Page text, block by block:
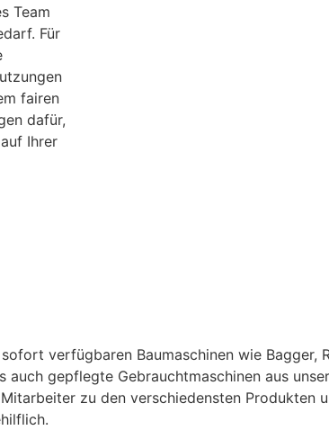
Team
Für
fairen
dafür,
Ihrer
verfügbaren Baumaschinen wie Bagger,
gepflegte Gebrauchtmaschinen aus
zu den verschiedensten Produkten